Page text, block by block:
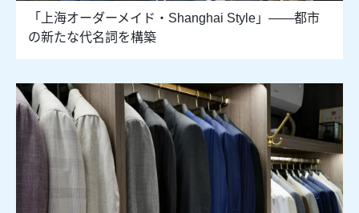
「上海オーダーメイド・Shanghai Style」――都市
の新たな代名詞を構築